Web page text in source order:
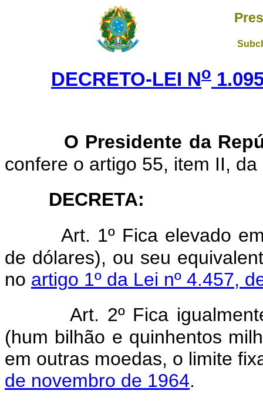
DECRETO-LEI No
O Presidente da
confere o artigo 55, item II,
DECRETA:
Art. 1º Fica elevado
de dólares), ou seu
no artigo 1º da Lei nº 4.457,
Art. 2º Fica
(hum bilhão e quinhentos
em outras moedas, o limite
de novembro de 1964.